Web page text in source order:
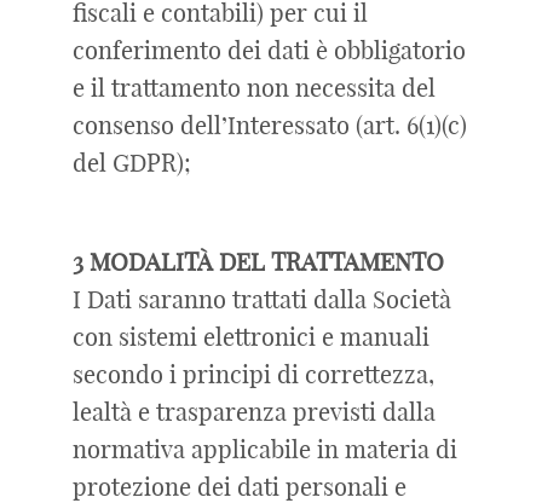
fiscali e contabili) per cui il
conferimento dei dati è obbligatorio
e il trattamento non necessita del
consenso dell’Interessato (art. 6(1)(c)
del GDPR);
3 MODALITÀ DEL TRATTAMENTO
I Dati saranno trattati dalla Società
con sistemi elettronici e manuali
secondo i principi di correttezza,
lealtà e trasparenza previsti dalla
normativa applicabile in materia di
protezione dei dati personali e